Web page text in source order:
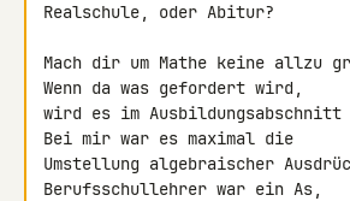
Realschule, oder Abitur?
Mach dir um Mathe keine allzu
Wenn da was gefordert wird,
wird es im
Bei mir war es maximal die
Umstellung algebraischer
Berufsschullehrer war ein As,